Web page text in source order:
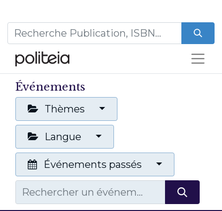
Événements
Thèmes
Langue
Événements passés